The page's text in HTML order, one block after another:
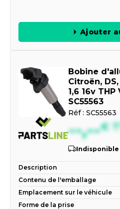
Ajouter
Bobine
Citroën,
1,6 16v THP
SC55563
Réf : SC55563
--,--€
Indisponible
Description
Contenu de l'emballage
Emplacement sur le véhicule
Forme de la prise